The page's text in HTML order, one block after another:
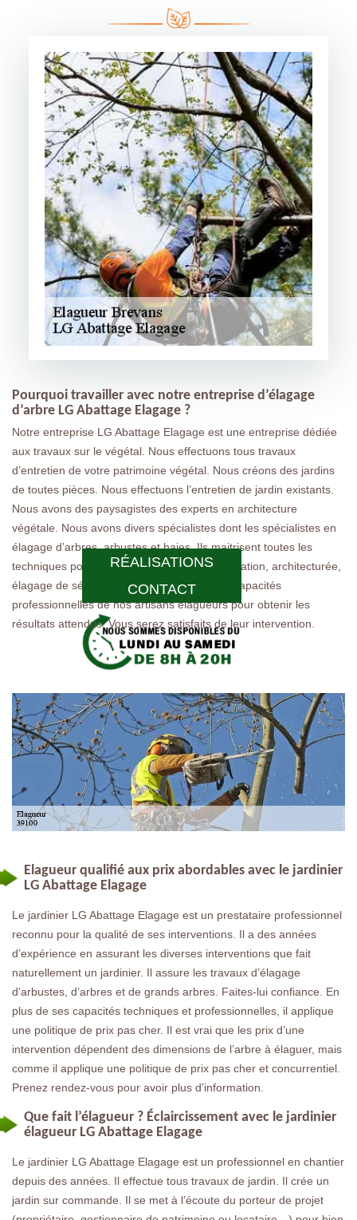
RÉALISATIONS
CONTACT
Pourquoi travailler avec notre entreprise d’élagage
d’arbre LG Abattage Elagage ?
Notre entreprise LG Abattage Elagage est une entreprise dédiée
aux travaux sur le végétal. Nous effectuons tous travaux
d’entretien de votre patrimoine végétal. Nous créons des jardins
de toutes pièces. Nous effectuons l’entretien de jardin existants.
Nous avons des paysagistes des experts en architecture
végétale. Nous avons divers spécialistes dont les spécialistes en
élagage d’arbres, arbustes et haies. Ils maitrisent toutes les
techniques pour élaguer. Un élagage de formation, architecturée,
élagage de sécurité… Faites confiance aux capacités
professionnelles de nos artisans élagueurs pour obtenir les
résultats attendus. Vous serez satisfaits de leur intervention.
Elagueur qualifié aux prix abordables avec le jardinier
LG Abattage Elagage
Le jardinier LG Abattage Elagage est un prestataire professionnel
reconnu pour la qualité de ses interventions. Il a des années
d’expérience en assurant les diverses interventions que fait
naturellement un jardinier. Il assure les travaux d’élagage
d’arbustes, d’arbres et de grands arbres. Faites-lui confiance. En
plus de ses capacités techniques et professionnelles, il applique
une politique de prix pas cher. Il est vrai que les prix d’une
intervention dépendent des dimensions de l’arbre à élaguer, mais
comme il applique une politique de prix pas cher et concurrentiel.
Prenez rendez-vous pour avoir plus d’information.
Que fait l’élagueur ? Éclaircissement avec le jardinier
élagueur LG Abattage Elagage
Le jardinier LG Abattage Elagage est un professionnel en chantier
depuis des années. Il effectue tous travaux de jardin. Il crée un
jardin sur commande. Il se met à l’écoute du porteur de projet